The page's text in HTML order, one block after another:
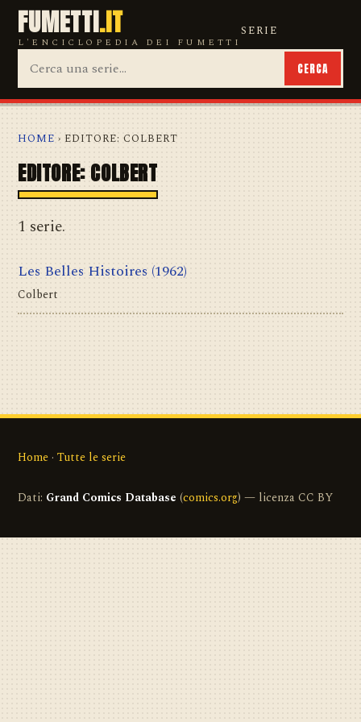
FUMETTI.IT
L'ENCICLOPEDIA DEI FUMETTI
SERIE
CERCA
HOME › EDITORE: COLBERT
EDITORE: COLBERT
1 serie.
Les Belles Histoires (1962)
Colbert
Home · Tutte le serie
Dati: Grand Comics Database (comics.org) — licenza CC BY